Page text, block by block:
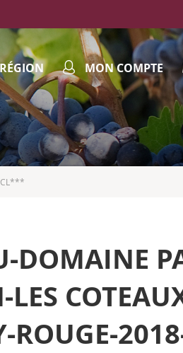
MON COMPTE
DOMAINE
ROUGE-